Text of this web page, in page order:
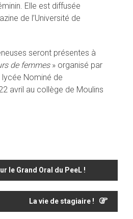
Elle est diffusée
de l’Université de
seront présentes à
de femmes» organisé par
lycée Nominé de
avril au collège de Moulins
le Grand Oral du PeeL !
La vie de stagiaire !